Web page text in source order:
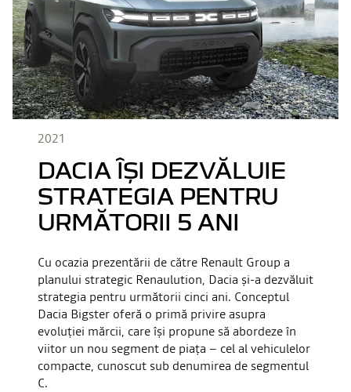
2021
DACIA ÎȘI DEZVĂLUIE
STRATEGIA PENTRU
URMĂTORII 5 ANI
Cu ocazia prezentării de către Renault Group a
planului strategic Renaulution, Dacia și-a dezvăluit
strategia pentru următorii cinci ani. Conceptul
Dacia Bigster oferă o primă privire asupra
evoluției mărcii, care își propune să abordeze în
viitor un nou segment de piața – cel al vehiculelor
compacte, cunoscut sub denumirea de segmentul
C.